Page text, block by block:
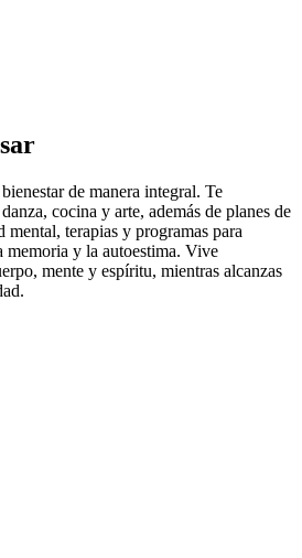
de manera integral. Te
cocina y arte, además de planes de
mental, terapias y programas para
memoria y la autoestima. Vive
mente y espíritu, mientras alcanzas